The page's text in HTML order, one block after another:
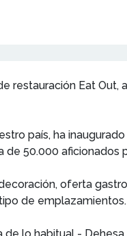
restauración Eat
país, ha
50.000 aficionados
oferta
de emplazamientos.